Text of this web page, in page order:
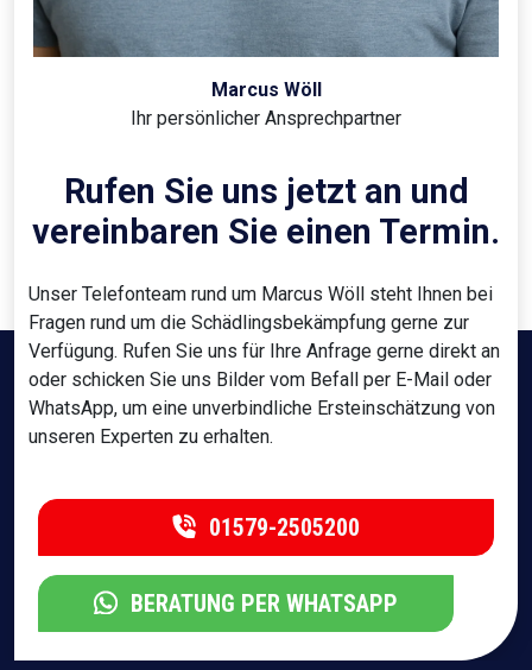
Marcus Wöll
Ihr persönlicher Ansprechpartner
Rufen Sie uns jetzt an und
vereinbaren Sie einen Termin.
Unser Telefonteam rund um Marcus Wöll steht Ihnen bei
Fragen rund um die Schädlingsbekämpfung gerne zur
Verfügung. Rufen Sie uns für Ihre Anfrage gerne direkt an
oder schicken Sie uns Bilder vom Befall per E-Mail oder
WhatsApp, um eine unverbindliche Ersteinschätzung von
unseren Experten zu erhalten.
01579-2505200
BERATUNG PER WHATSAPP